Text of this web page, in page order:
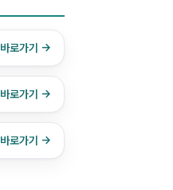
바로가기 →
바로가기 →
바로가기 →